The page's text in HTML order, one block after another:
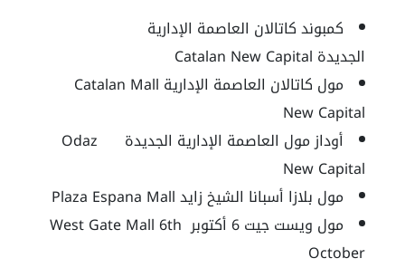
كمبوند كاتالان العاصمة الإدارية
الجديدة Catalan New Capital
مول كاتالان العاصمة الإدارية Catalan Mall
New Capital
أوداز مول العاصمة الإدارية الجديدة Odaz
New Capital
مول بلازا أسبانا الشيخ زايد Plaza Espana Mall
مول ويست جيت 6 أكتوبر West Gate Mall 6th
October